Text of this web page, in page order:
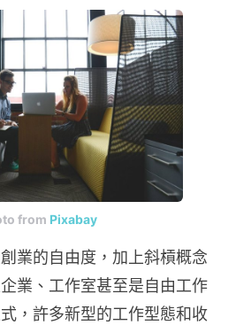
from Pixabay
業的自由度，加上斜槓概念
業、工作室甚至是自由工作
，許多新型的工作型態和收